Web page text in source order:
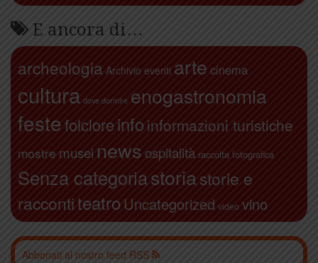
E ancora di…
archeologia Archivio eventi arte cinema
cultura dove dormire enogastronomia
festefolcloreinfo informazioni turistiche
mostre musei news ospitalità raccolta fotografica
Senza categoriastoriastorie e
raccontiteatroUncategorized video vino
Abbonati al nostro feed RSS